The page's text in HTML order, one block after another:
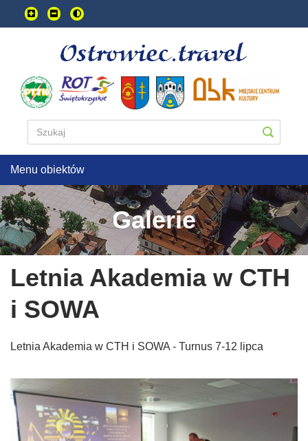
Przejdź
do
głownej
Menu obiektów
Galerie
Letnia Akademia w CTH
i SOWA
Letnia Akademia w CTH i SOWA - Turnus 7-12 lipca